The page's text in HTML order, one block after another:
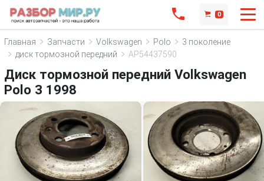
0
Главная Запчасти Volkswagen Polo
3 поколение
диск тормозной передний
AP54437590
Диск тормозной передний Volkswagen
Polo 3 1998